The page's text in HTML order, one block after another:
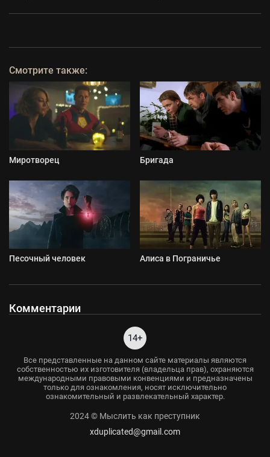
Смотрите также:
Миротворец Бригада
Песочный человек Алиса в Пограничье
Комментарии
14+
Все представленные на данном сайте материалы являются
собственностью их изготовителя (владельца прав), охраняются
международными правовыми конвенциями и предназначены
только для ознакомления, носят исключительно
ознакомительный и развлекательный характер.
2024 © Мыслить как преступник
xduplicated@gmail.com